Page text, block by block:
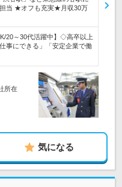
当 ★オフも充実★月収30万
20～30代活躍中】◇高卒以上
事にできる」「安定企業で働
所在
気になる